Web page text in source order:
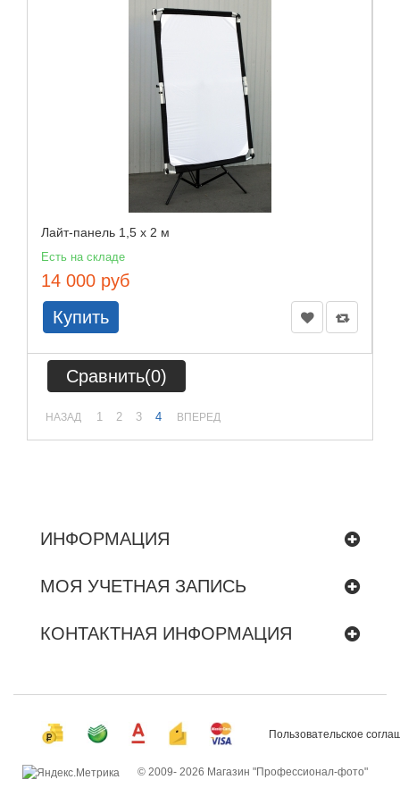
Лайт-панель 1,5 х 2 м
Есть на складе
14 000 руб
Купить
Сравнить(0)
НАЗАД 1 2 3 4 ВПЕРЕД
ИНФОРМАЦИЯ
МОЯ УЧЕТНАЯ ЗАПИСЬ
КОНТАКТНАЯ ИНФОРМАЦИЯ
Пользовательское
© 2009- 2026 Магазин "Профессионал-фото"